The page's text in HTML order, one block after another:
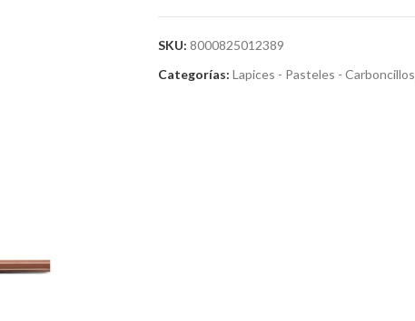
SKU: 8000825012389
Categorías: Lapices - Pasteles - Carboncillos